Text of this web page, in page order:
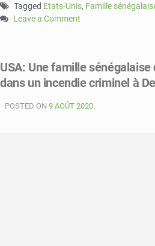
Tagged Etats-Unis, Famille
Leave a Comment
tuée
à
La
USA: Une famille
dans un incendie criminel à
POSTED ON 9 AOÛT 2020